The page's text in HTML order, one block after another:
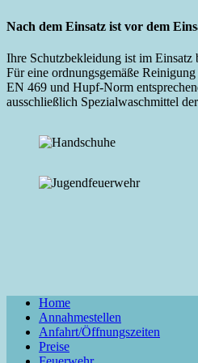
Nach dem Einsatz ist vor dem
Ihre Schutzbekleidung ist im Einsatz
Für eine ordnungsgemäße
EN 469 und Hupf-Norm
ausschließlich Spezialwaschmittel
Home
Annahmestellen
Anfahrt/Öffnungszeiten
Preise